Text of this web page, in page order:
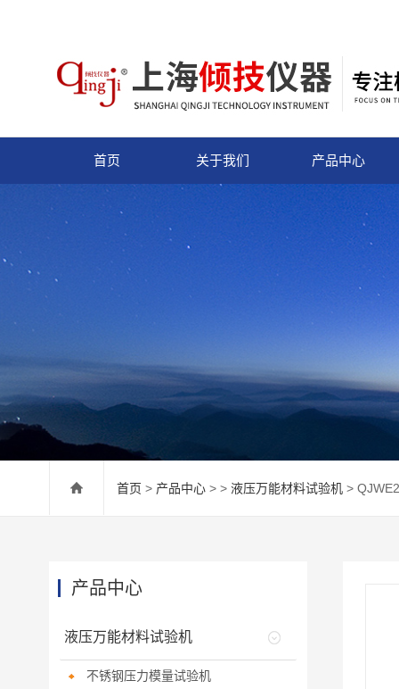
首页 关于我们 产品中心
首页 > 产品中心 > > 液压万能材料试验机 >
产品中心
液压万能材料试验机
不锈钢压力模量试验机